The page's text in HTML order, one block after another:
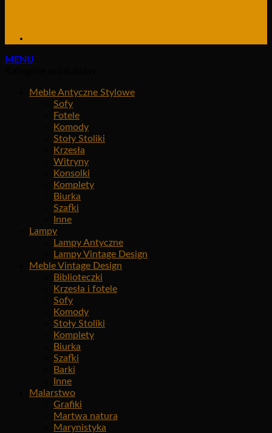
MENU
Meble Antyczne Stylowe
Sofy
Fotele
Komody
Stoły Stoliki
Krzesła
Witryny
Konsolki
Komplety
Biurka
Szafki
Inne
Lampy
Lampy Antyczne
Lampy Vintage Design
Meble Vintage Design
Biblioteczki
Krzesła i fotele
Sofy
Komody
Stoły Stoliki
Komplety
Biurka
Szafki
Barki
Inne
Malarstwo
Grafiki
Martwa natura
Marynistyka